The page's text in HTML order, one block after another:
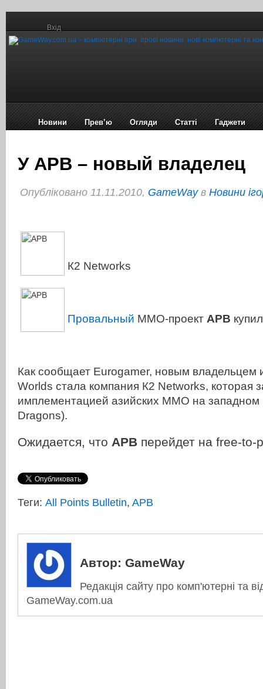
Вхід
Новини Прев’ю Огляди Статті Гаджети
У APB – новый владелец
Опубліковано 11.11.2010, GameWayв Новини
К2 Networks
Провальный MMO-проект APB
Как сообщает Eurogamer, новым владельцем
Worlds стала компания К2 Networks, которая
имплементацией азийских ММО на
Dragons).
Ожидается, что APB перейдет на free-to-
Теги: All Points Bulletin, APB
Автор: GameWay
Редакція сайту про комп'ютерні та
GameWay.com.ua